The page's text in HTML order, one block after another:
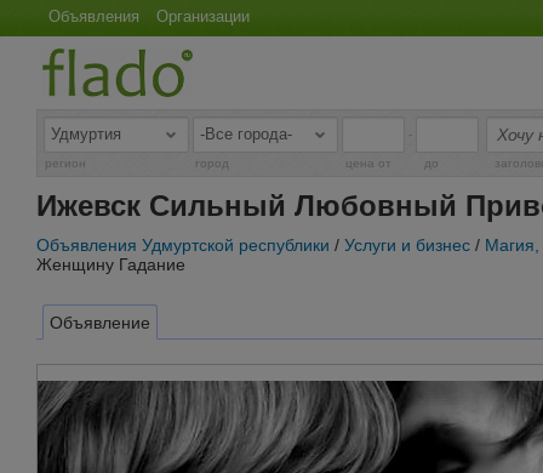
Объявления Организации
-
регион город цена от до
Ижевск Сильный Любовный
Объявления Удмуртской республики / Услуги и бизнес / Магия,
Женщину Гадание
Объявление